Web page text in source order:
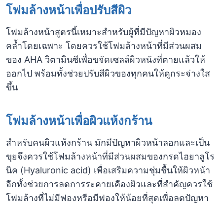
โฟมล้างหน้าเพื่อปรับสีผิว
โฟมล้างหน้าสูตรนี้เหมาะสำหรับผู้ที่มีปัญหาผิวหมอง
คล้ำโดยเฉพาะ โดยควรใช้โฟมล้างหน้าที่มีส่วนผสม
ของ AHA วิตามินซีเพื่อขจัดเซลล์ผิวหนังที่ตายแล้วให้
ออกไป พร้อมทั้งช่วยปรับสีผิวของทุกคนให้ดูกระจ่างใส
ขึ้น
โฟมล้างหน้าเพื่อผิวแห้งกร้าน
สำหรับคนผิวแห้งกร้าน มักมีปัญหาผิวหน้าลอกและเป็น
ขุยจึงควรใช้โฟมล้างหน้าที่มีส่วนผสมของกรดไฮยาลูโร
นิค (Hyaluronic acid) เพื่อเสริมความชุ่มชื้นให้ผิวหน้า
อีกทั้งช่วยการลดการระคายเคืองผิวและที่สำคัญควรใช้
โฟมล้างที่ไม่มีฟองหรือมีฟองให้น้อยที่สุดเพื่อลดปัญหา